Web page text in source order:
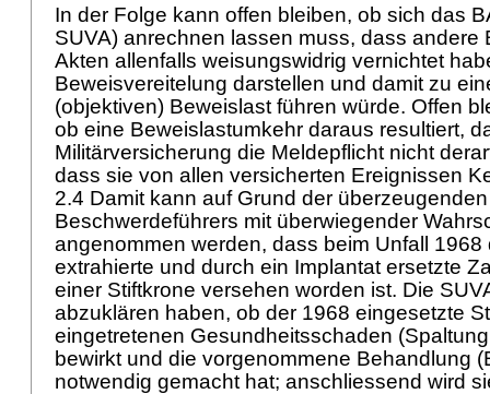
In der Folge kann offen bleiben, ob sich das
SUVA) anrechnen lassen muss, dass andere
Akten allenfalls weisungswidrig vernichtet
Beweisvereitelung darstellen und damit zu
(objektiven) Beweislast führen würde. Offen
ob eine Beweislastumkehr daraus resultiert,
Militärversicherung die Meldepflicht nicht
dass sie von allen versicherten Ereignissen
2.4 Damit kann auf Grund der
Beschwerdeführers mit überwiegender
angenommen werden, dass beim Unfall 1968
extrahierte und durch ein Implantat ersetzte
einer Stiftkrone versehen worden ist. Die
abzuklären haben, ob der 1968 eingesetzte
eingetretenen Gesundheitsschaden
bewirkt und die vorgenommene Behandlung
notwendig gemacht hat; anschliessend wird